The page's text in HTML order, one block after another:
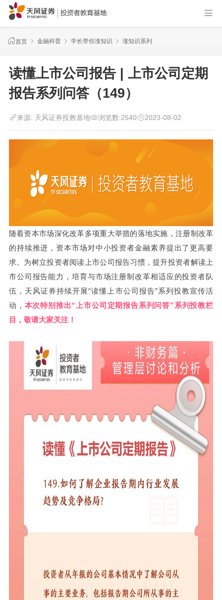
首页 金融科普 学长带你涨知识 涨知识系列
读懂上市公司报告 | 上市公司定期
报告系列问答（149）
来源: 天风证券投教基地 浏览数:2540 2023-08-02
随着资本市场深化改革多项重大举措的落地实施，注册制改革
的持续推进，资本市场对中小投资者金融素养提出了更高要
求。为树立投资者阅读上市公司报告习惯，提升投资者解读上
市公司报告能力，培育与市场注册制改革相适应的投资者队
伍，天风证券持续开展“读懂上市公司报告”系列投教宣传活
动， 本次特别推出“上市公司定期报告系列问答”系列投教栏
目，敬请大家关注！